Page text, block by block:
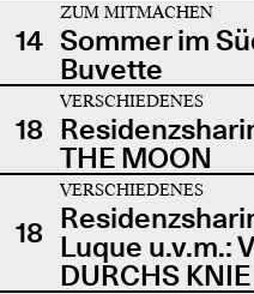
14
ZUM MITMACHEN
Sommer im
Buvette
18
VERSCHIEDENES
THE MOON
18
VERSCHIEDENES
Luque u.v.m.:
DURCHS